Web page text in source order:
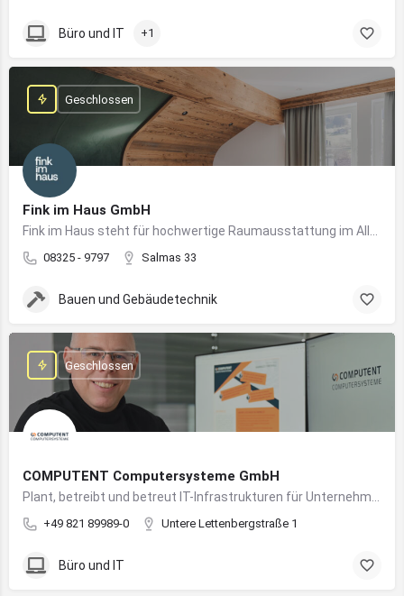
Büro und IT +1
Fink im Haus GmbH
08325 - 9797 Salmas 33
Geschlossen
Bauen und Gebäudetechnik
COMPUTENT Computersysteme GmbH
+49 821 89989-0 Untere Lettenbergstraße 1
Geschlossen
Büro und IT